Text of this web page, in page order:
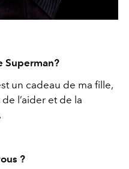
Superman?
un cadeau de ma fille,
l’aider et de la
?